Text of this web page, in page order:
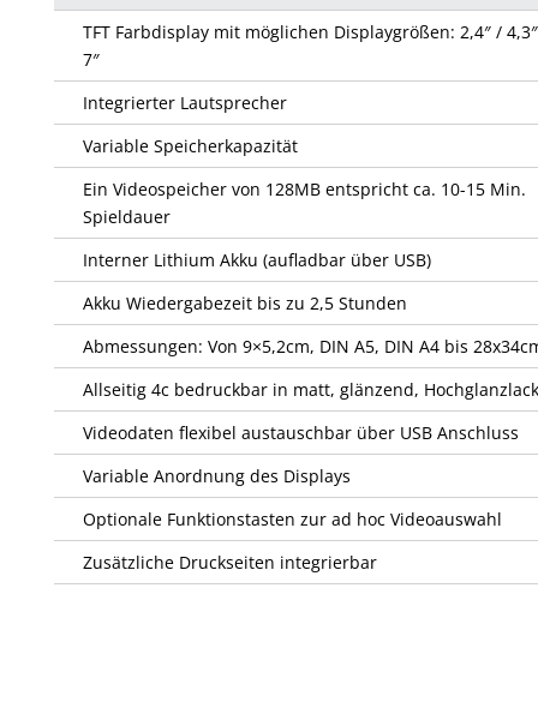
TFT Farbdisplay mit möglichen Displaygrößen: 2,4″ /
7″
Integrierter Lautsprecher
Variable Speicherkapazität
Ein Videospeicher von 128MB entspricht ca. 10-15 Min.
Spieldauer
Interner Lithium Akku (aufladbar über USB)
Akku Wiedergabezeit bis zu 2,5 Stunden
Abmessungen: Von 9×5,2cm, DIN A5, DIN A4 bis
Allseitig 4c bedruckbar in matt, glänzend, Hochglanzlack
Videodaten flexibel austauschbar über USB Anschluss
Variable Anordnung des Displays
Optionale Funktionstasten zur ad hoc Videoauswahl
Zusätzliche Druckseiten integrierbar